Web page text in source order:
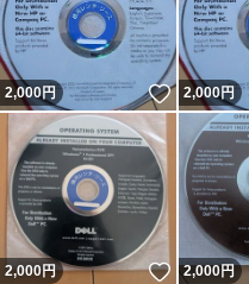
2,000円 いいね！
2,000円
2,000円 いいね！
2,000円